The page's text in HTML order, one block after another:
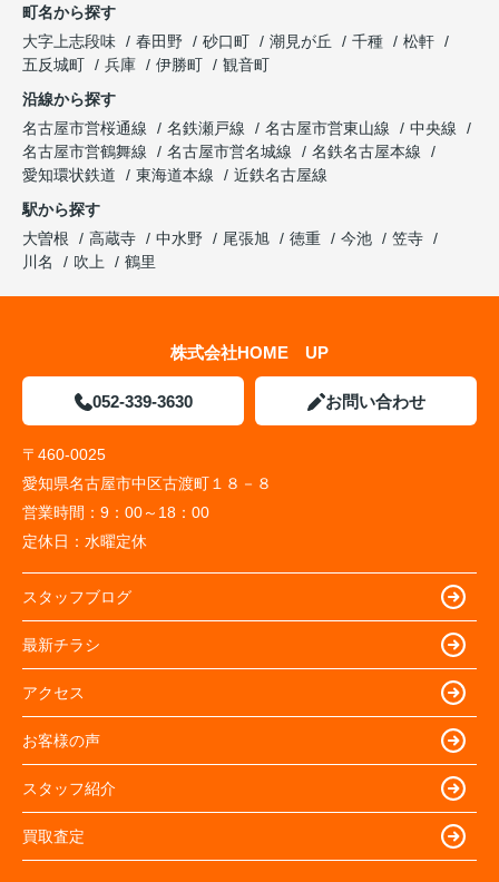
町名から探す
大字上志段味
春田野 砂口町 潮見が丘 千種
松軒
五反城町
兵庫 伊勝町
観音町
沿線から探す
名古屋市営桜通線
名鉄瀬戸線 名古屋市営東山線
中央線
名古屋市営鶴舞線
名古屋市営名城線
名鉄名古屋本線
愛知環状鉄道
東海道本線
近鉄名古屋線
駅から探す
大曽根
高蔵寺 中水野 尾張旭 徳重 今池
笠寺
川名
吹上 鶴里
株式会社HOME UP
052-339-3630 お問い合わせ
〒460-0025
愛知県名古屋市中区古渡町１８－８
営業時間： 9：00～18：00
定休日： 水曜定休
スタッフブログ
最新チラシ
アクセス
お客様の声
スタッフ紹介
買取査定